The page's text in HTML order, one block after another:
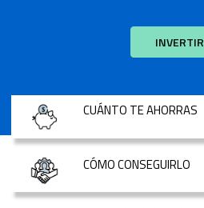
INVERTIR
CUÁNTO TE AHORRAS
CÓMO CONSEGUIRLO